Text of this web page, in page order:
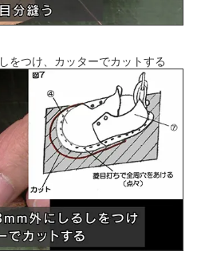
をつけ、カッターでカットする